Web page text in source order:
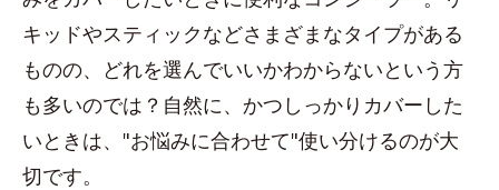
キッドやスティックなどさまざまなタイプがある
ものの、どれを選んでいいかわからないという方
も多いのでは？自然に、かつしっかりカバーした
いときは、"お悩みに合わせて"使い分けるのが大
切です。